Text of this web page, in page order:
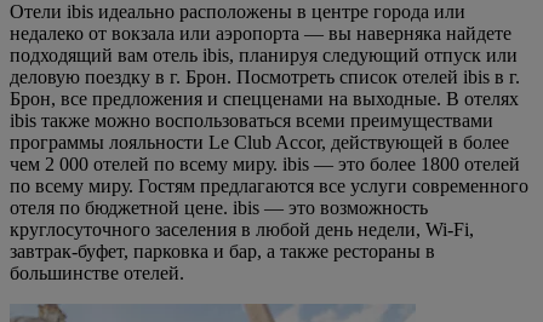
Отели ibis идеально расположены в центре города или
недалеко от вокзала или аэропорта — вы наверняка найдете
подходящий вам отель ibis, планируя следующий отпуск или
деловую поездку в г. Брон. Посмотреть список отелей ibis в г.
Брон, все предложения и спецценами на выходные. В отелях
ibis также можно воспользоваться всеми преимуществами
программы лояльности Le Club Accor, действующей в более
чем 2 000 отелей по всему миру. ibis — это более 1800 отелей
по всему миру. Гостям предлагаются все услуги современного
отеля по бюджетной цене. ibis — это возможность
круглосуточного заселения в любой день недели, Wi-Fi,
завтрак-буфет, парковка и бар, а также рестораны в
большинстве отелей.